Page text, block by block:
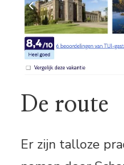
De route
Er zijn talloze